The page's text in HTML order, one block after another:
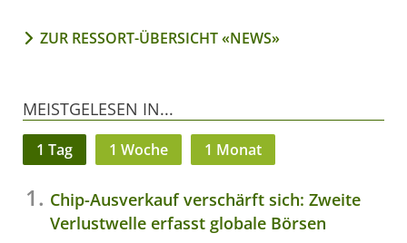
ZUR RESSORT-ÜBERSICHT «NEWS»
MEISTGELESEN IN...
1 Tag 1 Woche 1 Monat
Chip-Ausverkauf verschärft sich: Zweite
Verlustwelle erfasst globale Börsen